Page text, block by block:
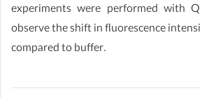
experiments were performed with
observe the shift in fluorescence
compared to buffer.